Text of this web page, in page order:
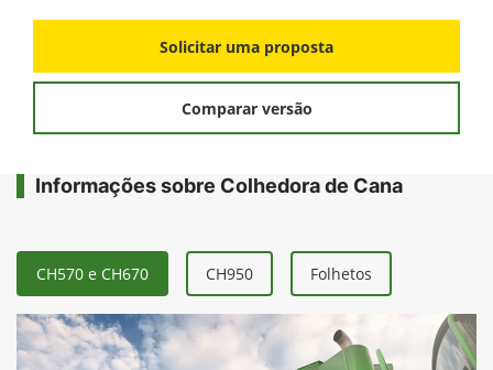
Solicitar uma proposta
Comparar versão
Informações sobre Colhedora de Cana
CH570 e CH670 CH950 Folhetos